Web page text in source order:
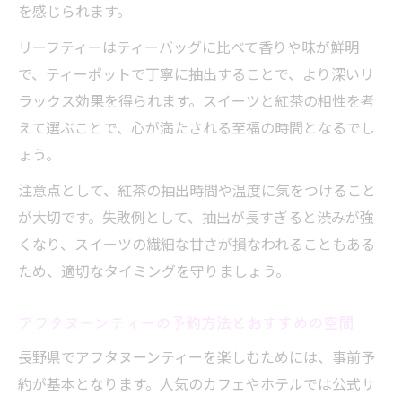
を感じられます。
リーフティーはティーバッグに比べて香りや味が鮮明
で、ティーポットで丁寧に抽出することで、より深いリ
ラックス効果を得られます。スイーツと紅茶の相性を考
えて選ぶことで、心が満たされる至福の時間となるでし
ょう。
注意点として、紅茶の抽出時間や温度に気をつけること
が大切です。失敗例として、抽出が長すぎると渋みが強
くなり、スイーツの繊細な甘さが損なわれることもある
ため、適切なタイミングを守りましょう。
長野県でアフタヌーンティーを楽しむためには、事前予
約が基本となります。人気のカフェやホテルでは公式サ